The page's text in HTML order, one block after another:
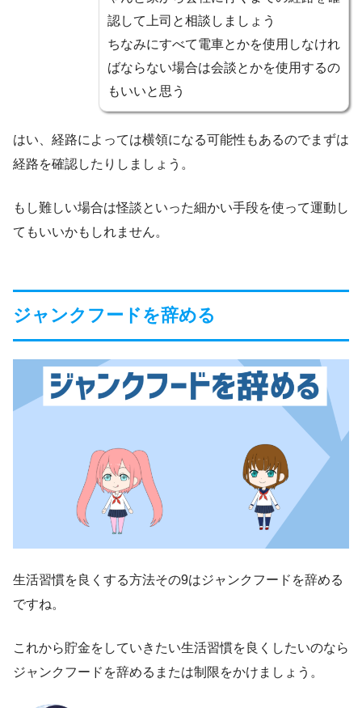
認して上司と相談しましょう
ちなみにすべて電車とかを使用しなけれ
ばならない場合は会談とかを使用するの
もいいと思う
はい、経路によっては横領になる可能性もあるのでまずは
経路を確認したりしましょう。
もし難しい場合は怪談といった細かい手段を使って運動し
てもいいかもしれません。
ジャンクフードを辞める
生活習慣を良くする方法その9はジャンクフードを辞める
ですね。
これから貯金をしていきたい生活習慣を良くしたいのなら
ジャンクフードを辞めるまたは制限をかけましょう。